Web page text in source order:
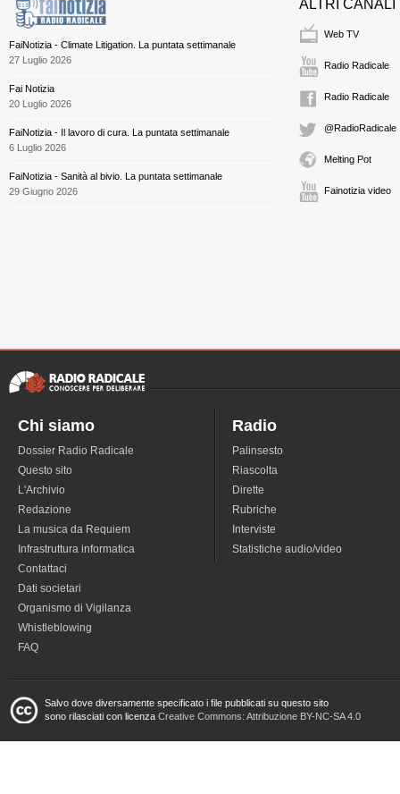
FaiNotizia - Climate Litigation. La puntata settimanale
27 Luglio 2026
Fai Notizia
20 Luglio 2026
FaiNotizia - Il lavoro di cura. La puntata settimanale
6 Luglio 2026
FaiNotizia - Sanità al bivio. La puntata settimanale
29 Giugno 2026
ALTRI CANALI
Web TV
Radio Radicale
Radio Radicale
@RadioRadicale
Melting Pot
Fainotizia video
Chi siamo
Dossier Radio Radicale
Questo sito
L'Archivio
Redazione
La musica da Requiem
Infrastruttura informatica
Contattaci
Dati societari
Organismo di Vigilanza
Whistleblowing
FAQ
Radio
Palinsesto
Riascolta
Dirette
Rubriche
Interviste
Statistiche audio/video
Salvo dove diversamente specificato i file pubblicati su questo sito
sono rilasciati con licenza Creative Commons: Attribuzione BY-NC-SA 4.0